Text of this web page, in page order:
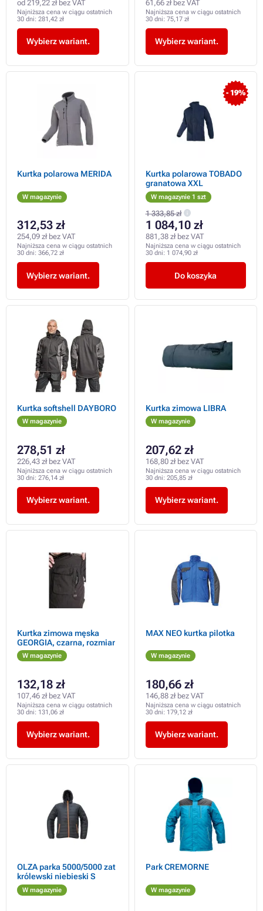
od 219,22 zł bez VAT
Najniższa cena w ciągu ostatnich
30 dni: 281,42 zł
Wybierz wariant.
61,66 zł bez VAT
Najniższa cena w ciągu ostatnich
30 dni: 75,17 zł
Wybierz wariant.
Kurtka polarowa MERIDA
W magazynie
312,53 zł
254,09 zł bez VAT
Najniższa cena w ciągu ostatnich
30 dni: 366,72 zł
Wybierz wariant.
- 19%
Kurtka polarowa TOBADO
granatowa XXL
W magazynie 1 szt
1 333,85 zł
1 084,10 zł
881,38 zł bez VAT
Najniższa cena w ciągu ostatnich
30 dni: 1 074,90 zł
Do koszyka
Kurtka softshell DAYBORO
W magazynie
278,51 zł
226,43 zł bez VAT
Najniższa cena w ciągu ostatnich
30 dni: 276,14 zł
Wybierz wariant.
Kurtka zimowa LIBRA
W magazynie
207,62 zł
168,80 zł bez VAT
Najniższa cena w ciągu ostatnich
30 dni: 205,85 zł
Wybierz wariant.
Kurtka zimowa męska
GEORGIA, czarna, rozmiar
W magazynie
132,18 zł
107,46 zł bez VAT
Najniższa cena w ciągu ostatnich
30 dni: 131,06 zł
Wybierz wariant.
MAX NEO kurtka pilotka
W magazynie
180,66 zł
146,88 zł bez VAT
Najniższa cena w ciągu ostatnich
30 dni: 179,12 zł
Wybierz wariant.
OLZA parka 5000/5000 zat
królewski niebieski S
W magazynie
Park CREMORNE
W magazynie